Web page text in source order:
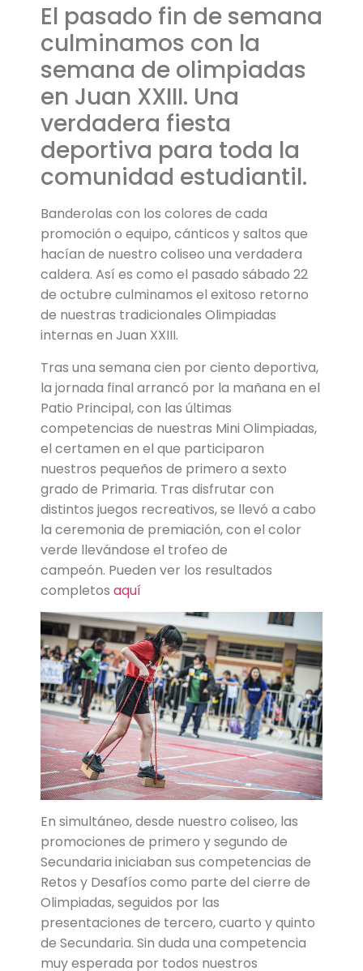
El pasado fin de semana
culminamos con la
semana de olimpiadas
en Juan XXIII. Una
verdadera fiesta
deportiva para toda la
comunidad estudiantil.
Banderolas con los colores de cada
promoción o equipo, cánticos y saltos que
hacían de nuestro coliseo una verdadera
caldera. Así es como el pasado sábado 22
de octubre culminamos el exitoso retorno
de nuestras tradicionales Olimpiadas
internas en Juan XXIII.
Tras una semana cien por ciento deportiva,
la jornada final arrancó por la mañana en el
Patio Principal, con las últimas
competencias de nuestras Mini Olimpiadas,
el certamen en el que participaron
nuestros pequeños de primero a sexto
grado de Primaria. Tras disfrutar con
distintos juegos recreativos, se llevó a cabo
la ceremonia de premiación, con el color
verde llevándose el trofeo de
campeón. Pueden ver los resultados
completos aquí
En simultáneo, desde nuestro coliseo, las
promociones de primero y segundo de
Secundaria iniciaban sus competencias de
Retos y Desafíos como parte del cierre de
Olimpiadas, seguidos por las
presentaciones de tercero, cuarto y quinto
de Secundaria. Sin duda una competencia
muy esperada por todos nuestros